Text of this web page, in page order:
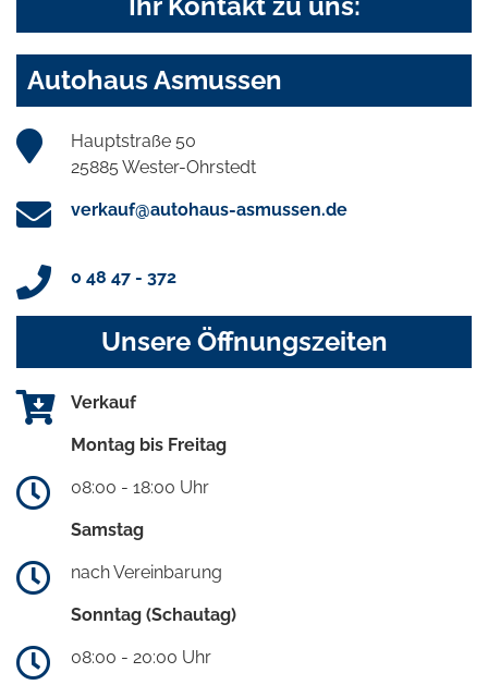
Autohaus Asmussen
Hauptstraße 50
25885 Wester-Ohrstedt
verkauf@autohaus-asmussen.de
0 48 47 - 372
Unsere Öffnungszeiten
Verkauf
Montag bis Freitag
08:00 - 18:00 Uhr
Samstag
nach Vereinbarung
Sonntag (Schautag)
08:00 - 20:00 Uhr